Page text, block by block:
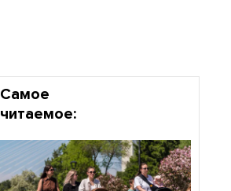
Самое
читаемое: